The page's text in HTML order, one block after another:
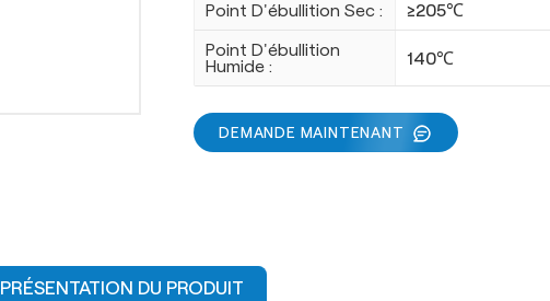
Point D'ébullition Sec : ≥205℃
Point D'ébullition
Humide :
140℃
DEMANDE MAINTENANT
PRÉSENTATION DU PRODUIT